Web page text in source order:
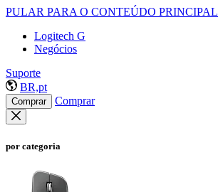
PULAR PARA O CONTEÚDO PRINCIPAL
Logitech G
Negócios
Suporte
BR,pt
Comprar Comprar
por categoria